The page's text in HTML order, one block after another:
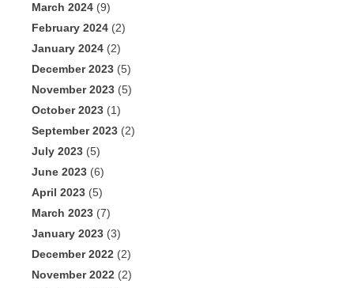
March 2024 (9)
February 2024 (2)
January 2024 (2)
December 2023 (5)
November 2023 (5)
October 2023 (1)
September 2023 (2)
July 2023 (5)
June 2023 (6)
April 2023 (5)
March 2023 (7)
January 2023 (3)
December 2022 (2)
November 2022 (2)